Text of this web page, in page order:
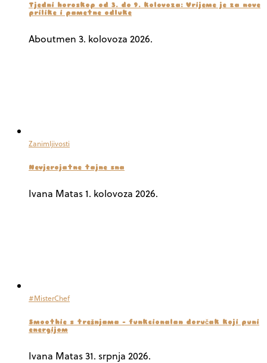
Tjedni horoskop od 3. do 9. kolovoza: Vrijeme je za nove
prilike i pametne odluke
Aboutmen 3. kolovoza 2026.
Zanimljivosti
Nevjerojatne tajne sna
Ivana Matas1. kolovoza 2026.
#MisterChef
Smoothie s trešnjama – funkcionalan doručak koji puni
energijom
Ivana Matas31. srpnja 2026.